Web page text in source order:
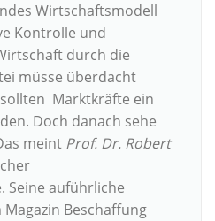
Wirtschaftsmodell
Kontrolle und
durch die
müsse überdacht
Marktkräfte ein
Doch danach sehe
meint Prof. Dr. Robert
Seine auführliche
Beschaffung